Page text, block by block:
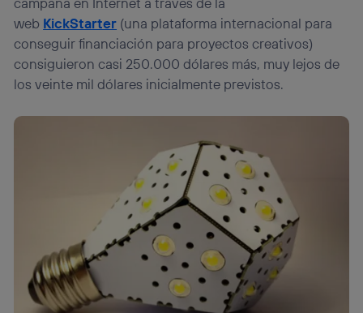
web KickStarter (una plataforma internacional para
conseguir financiación para proyectos creativos)
consiguieron casi 250.000 dólares más, muy lejos de
los veinte mil dólares inicialmente previstos.